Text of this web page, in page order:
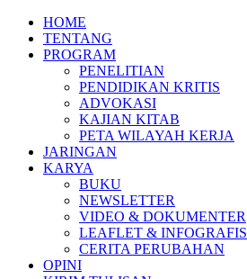
HOME
TENTANG
PROGRAM
PENELITIAN
PENDIDIKAN KRITIS
ADVOKASI
KAJIAN KITAB
PETA WILAYAH KERJA
JARINGAN
KARYA
BUKU
NEWSLETTER
VIDEO & DOKUMENTER
LEAFLET & INFOGRAFIS
CERITA PERUBAHAN
OPINI